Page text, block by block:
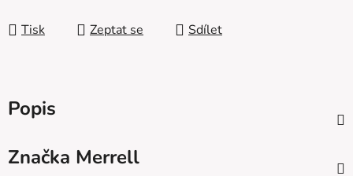
Tisk Zeptat se Sdílet
Popis
Značka Merrell